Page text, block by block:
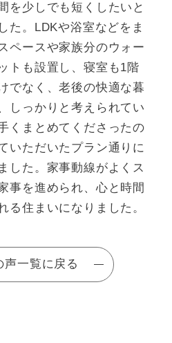
を少しでも短くしたいと
た。LDKや浴室などをま
ペースや家族分のウォー
トも設置し、寝室も1階
でなく、老後の快適な暮
しっかりと考えられてい
くまとめてくださったの
いただいたプラン通りに
した。家事動線がよくス
事を進められ、心と時間
る住まいになりました。
声一覧に戻る